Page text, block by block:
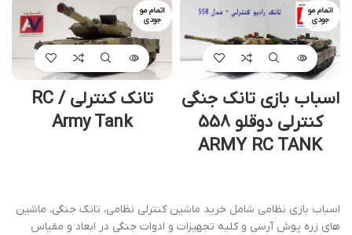
اتمام مو
جودی
اسباب بازی تانک جنگی
کنترلی دوقلو 558
ARMY RC TANK
اتمام مو
جودی
تانک کنترلی / RC
Army Tank
اسباب بازی نظامی شامل خرید ماشین کنترلی نظامی، تانک جنگی، ماشین
های زره پوش آرسی و کلیه تجهیزات و ادوات جنگی در ابعاد و مقیاس